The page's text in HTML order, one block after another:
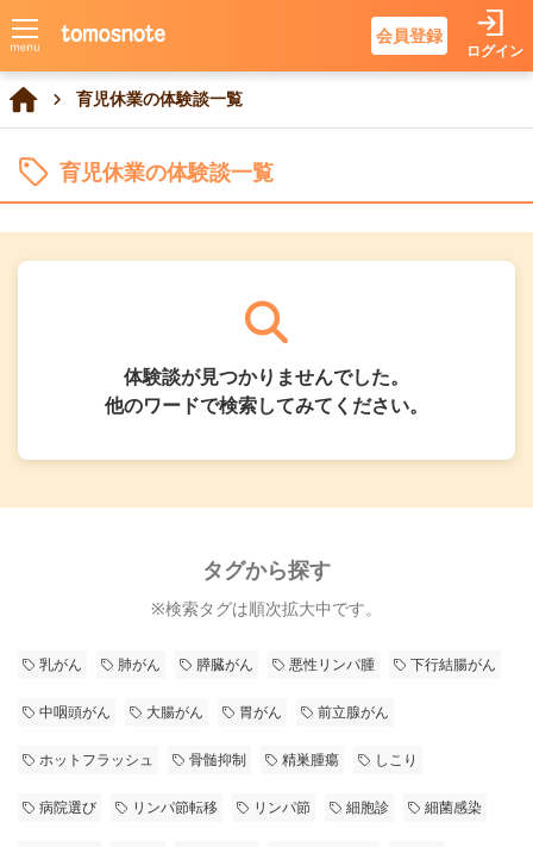
会員登録
ログイン
育児休業の体験談一覧
育児休業の体験談一覧
体験談が見つかりませんでした。
他のワードで検索してみてください。
タグから探す
※検索タグは順次拡大中です。
乳がん 肺がん 膵臓がん 悪性リンパ腫 下行結腸がん
中咽頭がん 大腸がん 胃がん 前立腺がん
ホットフラッシュ 骨髄抑制 精巣腫瘍 しこり
病院選び リンパ節転移 リンパ節 細胞診 細菌感染